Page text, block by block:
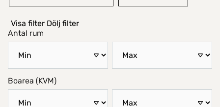
Visa filter Dölj filter
Antal rum
Boarea (KVM)